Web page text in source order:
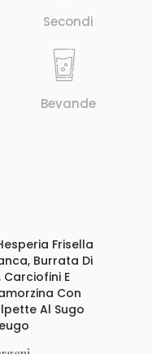
Secondi
Bevande
Frisella
Burrata Di
E
Con
Al Sugo